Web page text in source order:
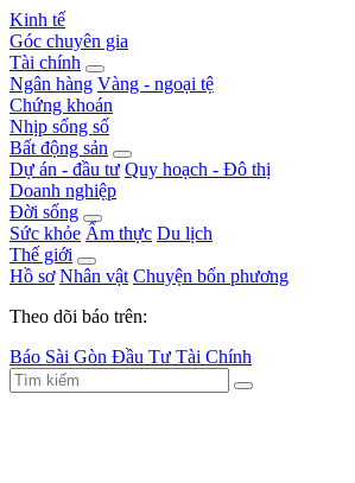
Kinh tế
Góc chuyên gia
Tài chính
Ngân hàng Vàng - ngoại tệ
Chứng khoán
Nhịp sống số
Bất động sản
Dự án - đầu tư Quy hoạch - Đô thị
Doanh nghiệp
Đời sống
Sức khỏe Ẩm thực Du lịch
Thế giới
Hồ sơ Nhân vật Chuyện bốn phương
Theo dõi báo trên:
Báo Sài Gòn Đầu Tư Tài Chính